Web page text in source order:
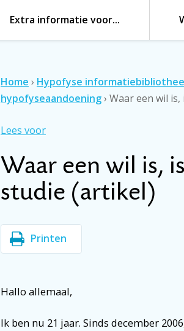
Extra informatie voor…
Home › Hypofyse
hypofyseaandoening› Waar een wil
Lees voor
Waar een wil is,
studie (artikel)
Printen
Hallo allemaal,
Ik ben nu 21 jaar. Sinds december